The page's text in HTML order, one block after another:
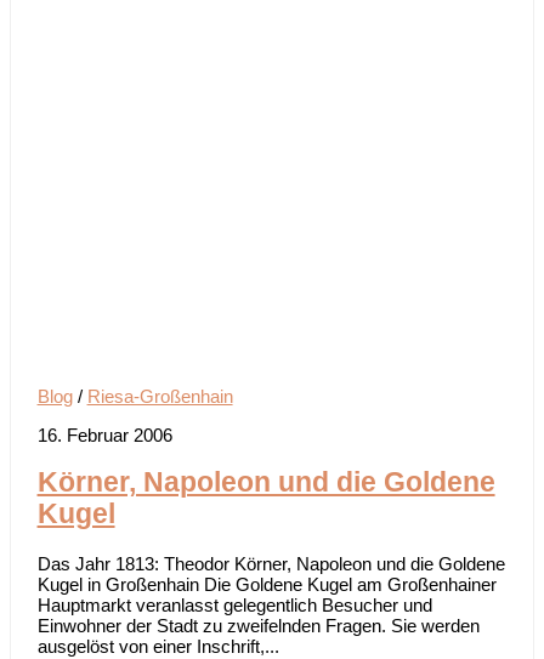
Blog/ Riesa-Großenhain
16. Februar 2006
Körner, Napoleon und die Goldene
Kugel
Das Jahr 1813: Theodor Körner, Napoleon und die Goldene
Kugel in Großenhain Die Goldene Kugel am Großenhainer
Hauptmarkt veranlasst gelegentlich Besucher und
Einwohner der Stadt zu zweifelnden Fragen. Sie werden
ausgelöst von einer Inschrift,...